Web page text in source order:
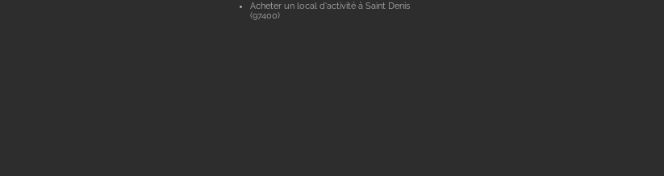
Acheter un local d'activité à Saint Denis
(97400)